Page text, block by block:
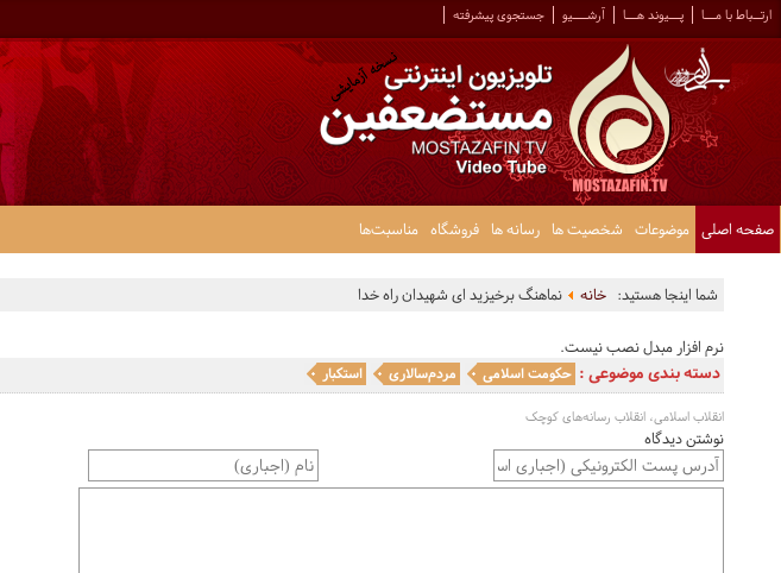
ارتــباط با مـــا پـــیوند هـــا آرشــــیو جستجوی پیشرفته
صفحه اصلی موضوعات شخصیت ها رسانه ها فروشگاه مناسبت‌ها
شما اینجا هستید: خانه نماهنگ برخیزید ای شهیدان راه خدا
نرم افزار مبدل نصب نیست.
دسته بندی موضوعی : حکومت اسلامی مردم‌سالاری استکبار
انقلاب اسلامی، انقلاب رسانه‌های کوچک
نوشتن دیدگاه